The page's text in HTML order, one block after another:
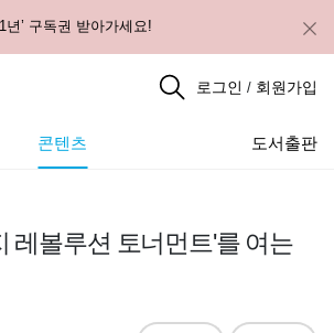
년’ 구독권 받아가세요!
로그인 / 회원가입
콘텐츠 도서출판
레볼루션 토너먼트'를 여는